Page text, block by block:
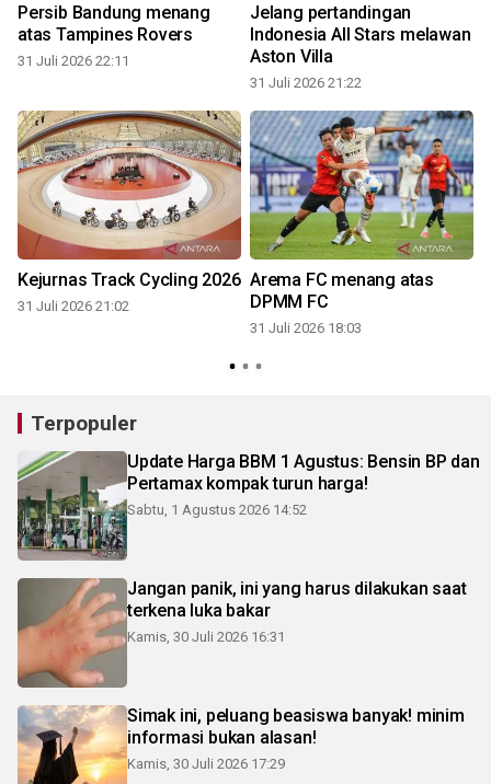
Persib Bandung menang
atas Tampines Rovers
31 Juli 2026 22:11
Jelang pertandingan
Indonesia All Stars melawan
Aston Villa
31 Juli 2026 21:22
Kejurnas Track Cycling 2026
31 Juli 2026 21:02
Arema FC menang atas
DPMM FC
31 Juli 2026 18:03
Terpopuler
Update Harga BBM 1 Agustus: Bensin BP dan
Pertamax kompak turun harga!
Sabtu, 1 Agustus 2026 14:52
Jangan panik, ini yang harus dilakukan saat
terkena luka bakar
Kamis, 30 Juli 2026 16:31
Simak ini, peluang beasiswa banyak! minim
informasi bukan alasan!
Kamis, 30 Juli 2026 17:29